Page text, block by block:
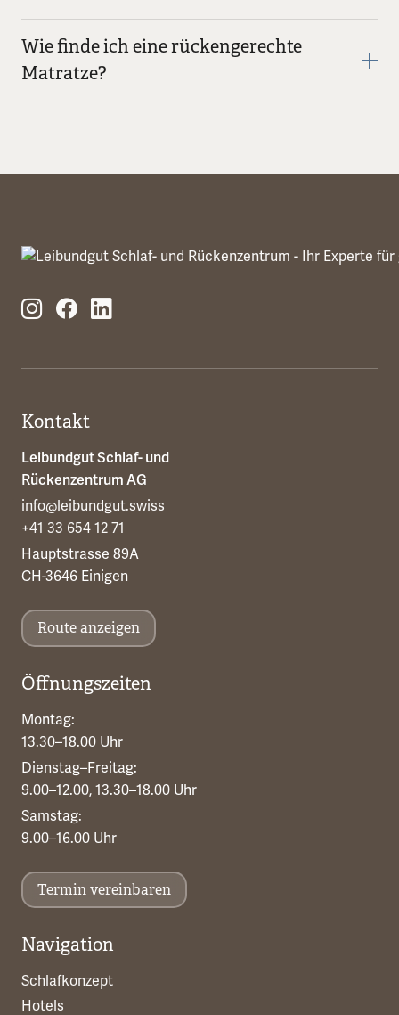
Wie finde ich eine rückengerechte
Matratze?
Kontakt
Leibundgut Schlaf- und
Rückenzentrum AG
info@leibundgut.swiss
+41 33 654 12 71
Hauptstrasse 89A
CH-3646 Einigen
Route anzeigen
Öffnungszeiten
Montag:
13.30–18.00 Uhr
Dienstag–Freitag:
9.00–12.00, 13.30–18.00 Uhr
Samstag:
9.00–16.00 Uhr
Termin vereinbaren
Navigation
Schlafkonzept
Hotels